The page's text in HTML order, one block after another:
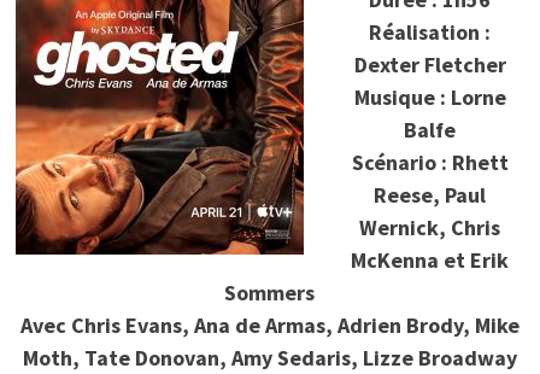
Réalisation :
Dexter Fletcher
Musique : Lorne
Balfe
Scénario : Rhett
Reese, Paul
Wernick, Chris
McKenna et Erik
Sommers
Avec Chris Evans, Ana de Armas, Adrien Brody, Mike
Moth, Tate Donovan, Amy Sedaris, Lizze Broadway